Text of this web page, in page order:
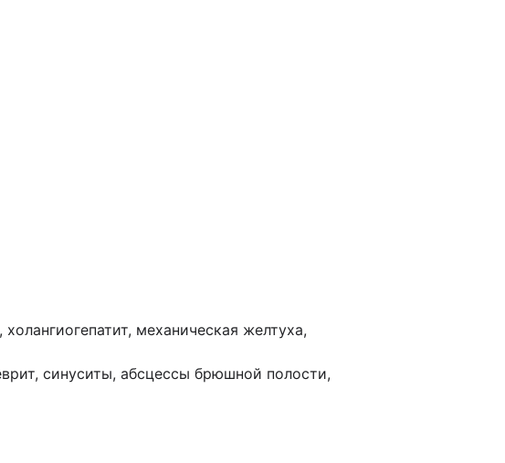
механическая желтуха,
синуситы, абсцессы брюшной полости,